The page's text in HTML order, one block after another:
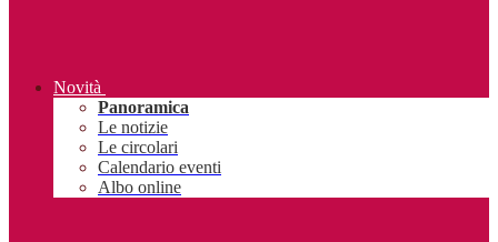
Novità
Panoramica
Le notizie
Le circolari
Calendario eventi
Albo online